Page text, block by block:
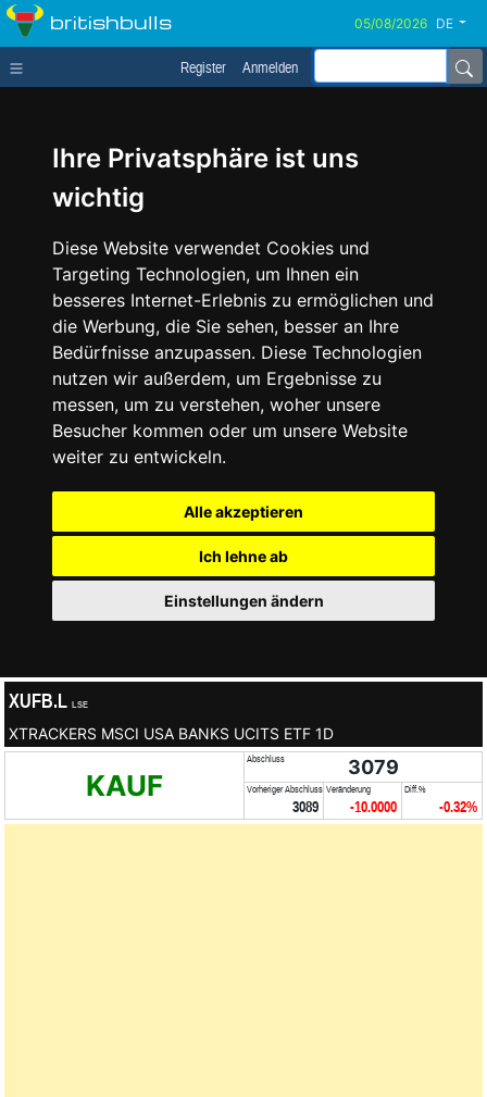
Ihre Privatsphäre ist uns
wichtig
Diese Website verwendet Cookies und
Targeting Technologien, um Ihnen ein
besseres Internet-Erlebnis zu ermöglichen und
die Werbung, die Sie sehen, besser an Ihre
Bedürfnisse anzupassen. Diese Technologien
nutzen wir außerdem, um Ergebnisse zu
messen, um zu verstehen, woher unsere
Besucher kommen oder um unsere Website
weiter zu entwickeln.
Alle akzeptieren
Ich lehne ab
Einstellungen ändern
britishbulls DE
Register Anmelden
XUFB.L LSE
XTRACKERS MSCI USA BANKS UCITS ETF 1D
KAUF
Abschluss 3079
Vorheriger Abschluss
3089
Veränderung
-10.0000
Diff.%
-0.32%